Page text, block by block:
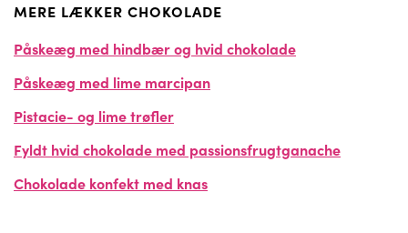
MERE LÆKKER CHOKOLADE
Påskeæg med hindbær og hvid chokolade
Påskeæg med lime marcipan
Pistacie- og lime trøfler
Fyldt hvid chokolade med passionsfrugtganache
Chokolade konfekt med knas